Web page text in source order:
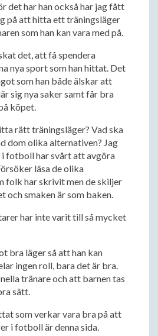
det har han också har jag fått
på att hitta ett träningsläger
som han kan vara med på.
det, att få spendera
nya sport som han hittat. Det
som han både älskar att
sig nya saker samt får bra
köpet.
rätt träningsläger? Vad ska
dom olika alternativen? Jag
i fotboll har svårt att avgöra
läsa de olika
folk har skrivit men de skiljer
och smaken är som baken.
har inte varit till så mycket
bra läger så att han kan
ingen roll, bara det är bra.
tränare och att barnen tas
sätt.
som verkar vara bra på att
i fotboll är denna sida.